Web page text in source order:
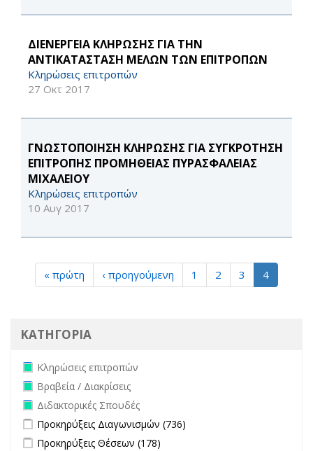
ΔΙΕΝΕΡΓΕΙΑ ΚΛΗΡΩΣΗΣ ΓΙΑ ΤΗΝ
ΑΝΤΙΚΑΤΑΣΤΑΣΗ ΜΕΛΩΝ ΤΩΝ ΕΠΙΤΡΟΠΩΝ
Κληρώσεις επιτροπών
27 Οκτ 2017
ΓΝΩΣΤΟΠΟΙΗΣΗ ΚΛΗΡΩΣΗΣ ΓΙΑ ΣΥΓΚΡΟΤΗΣΗ
ΕΠΙΤΡΟΠΗΣ ΠΡΟΜΗΘΕΙΑΣ ΠΥΡΑΣΦΑΛΕΙΑΣ
ΜΙΧΑΛΕΙΟΥ
Κληρώσεις επιτροπών
10 Αυγ 2017
« πρώτη ‹ προηγούμενη 1 2 3 4
ΚΑΤΗΓΟΡΙΑ
Remove Κληρώσεις επιτροπών filter
Κληρώσεις επιτροπών
Remove Βραβεία / Διακρίσεις filter
Βραβεία / Διακρίσεις
Remove Διδακτορικές Σπουδές filter
Διδακτορικές Σπουδές
Apply Προκηρύξεις Διαγωνισμών filter
Προκηρύξεις Διαγωνισμών (736)
Apply Προκηρύξεις Θέσεων filter
Προκηρύξεις Θέσεων (178)